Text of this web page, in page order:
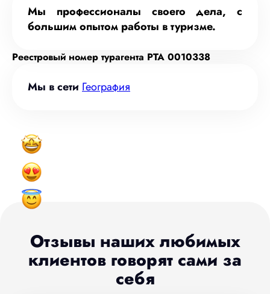
Мы профессионалы своего дела, с
большим опытом работы в туризме.
Реестровый номер турагента РТА 0010338
Мы в сети География
Отзывы наших любимых
клиентов говорят сами за
себя